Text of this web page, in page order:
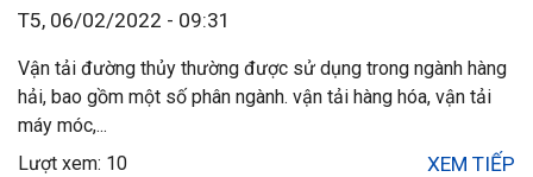
T5, 06/02/2022 - 09:31
Vận tải đường thủy thường được sử dụng trong ngành hàng
hải, bao gồm một số phân ngành. vận tải hàng hóa, vận tải
máy móc,...
Lượt xem: 10
XEM TIẾP